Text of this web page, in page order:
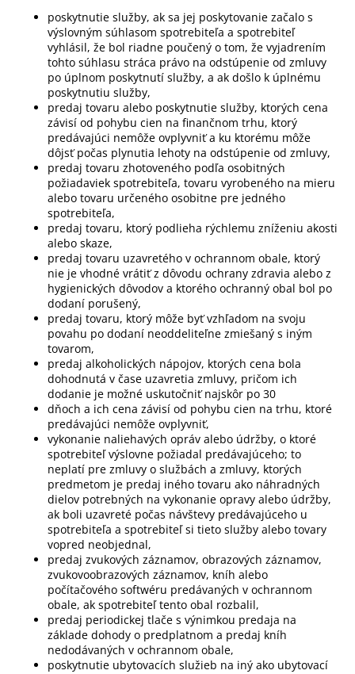
poskytnutie služby, ak sa jej poskytovanie začalo s
výslovným súhlasom spotrebiteľa a spotrebiteľ
vyhlásil, že bol riadne poučený o tom, že vyjadrením
tohto súhlasu stráca právo na odstúpenie od zmluvy
po úplnom poskytnutí služby, a ak došlo k úplnému
poskytnutiu služby,
predaj tovaru alebo poskytnutie služby, ktorých cena
závisí od pohybu cien na finančnom trhu, ktorý
predávajúci nemôže ovplyvniť a ku ktorému môže
dôjsť počas plynutia lehoty na odstúpenie od zmluvy,
predaj tovaru zhotoveného podľa osobitných
požiadaviek spotrebiteľa, tovaru vyrobeného na mieru
alebo tovaru určeného osobitne pre jedného
spotrebiteľa,
predaj tovaru, ktorý podlieha rýchlemu zníženiu akosti
alebo skaze,
predaj tovaru uzavretého v ochrannom obale, ktorý
nie je vhodné vrátiť z dôvodu ochrany zdravia alebo z
hygienických dôvodov a ktorého ochranný obal bol po
dodaní porušený,
predaj tovaru, ktorý môže byť vzhľadom na svoju
povahu po dodaní neoddeliteľne zmiešaný s iným
tovarom,
predaj alkoholických nápojov, ktorých cena bola
dohodnutá v čase uzavretia zmluvy, pričom ich
dodanie je možné uskutočniť najskôr po 30
dňoch a ich cena závisí od pohybu cien na trhu, ktoré
predávajúci nemôže ovplyvniť,
vykonanie naliehavých opráv alebo údržby, o ktoré
spotrebiteľ výslovne požiadal predávajúceho; to
neplatí pre zmluvy o službách a zmluvy, ktorých
predmetom je predaj iného tovaru ako náhradných
dielov potrebných na vykonanie opravy alebo údržby,
ak boli uzavreté počas návštevy predávajúceho u
spotrebiteľa a spotrebiteľ si tieto služby alebo tovary
vopred neobjednal,
predaj zvukových záznamov, obrazových záznamov,
zvukovoobrazových záznamov, kníh alebo
počítačového softwéru predávaných v ochrannom
obale, ak spotrebiteľ tento obal rozbalil,
predaj periodickej tlače s výnimkou predaja na
základe dohody o predplatnom a predaj kníh
nedodávaných v ochrannom obale,
poskytnutie ubytovacích služieb na iný ako ubytovací